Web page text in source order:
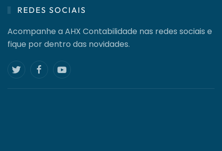
REDES SOCIAIS
Acompanhe a AHX Contabilidade nas redes sociais e
fique por dentro das novidades.